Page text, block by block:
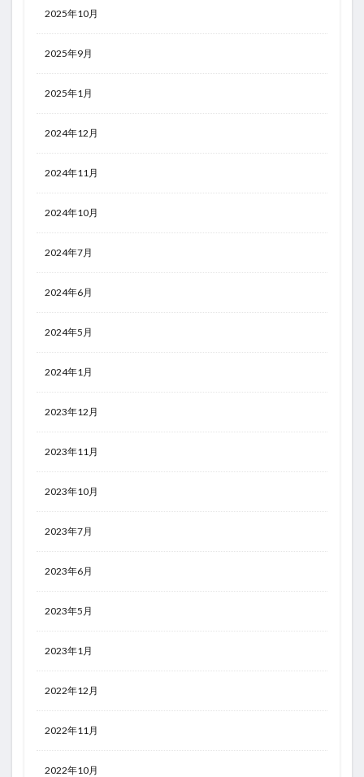
2025年10月
2025年9月
2025年1月
2024年12月
2024年11月
2024年10月
2024年7月
2024年6月
2024年5月
2024年1月
2023年12月
2023年11月
2023年10月
2023年7月
2023年6月
2023年5月
2023年1月
2022年12月
2022年11月
2022年10月